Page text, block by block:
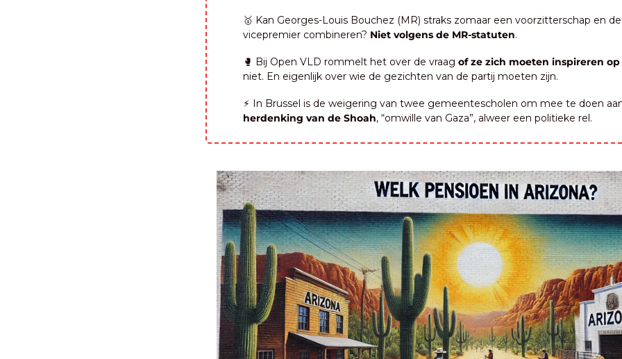
🥇 Kan Georges-Louis Bouchez (MR) straks zomaar een voorzitterschap en
vicepremier combineren? Niet volgens de MR-statuten.
🥊 Bij Open VLD rommelt het over de vraag of ze zich moeten inspireren op
niet. En eigenlijk over wie de gezichten van de partij moeten zijn.
⚡️ In Brussel is de weigering van twee gemeentescholen om mee te doen
herdenking van de Shoah, “omwille van Gaza”, alweer een politieke rel.